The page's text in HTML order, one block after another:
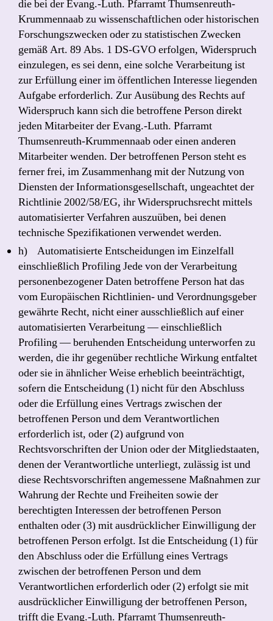
die bei der Evang.-Luth. Pfarramt Thumsenreuth-
Krummennaab zu wissenschaftlichen oder historischen
Forschungszwecken oder zu statistischen Zwecken
gemäß Art. 89 Abs. 1 DS-GVO erfolgen, Widerspruch
einzulegen, es sei denn, eine solche Verarbeitung ist
zur Erfüllung einer im öffentlichen Interesse liegenden
Aufgabe erforderlich. Zur Ausübung des Rechts auf
Widerspruch kann sich die betroffene Person direkt
jeden Mitarbeiter der Evang.-Luth. Pfarramt
Thumsenreuth-Krummennaab oder einen anderen
Mitarbeiter wenden. Der betroffenen Person steht es
ferner frei, im Zusammenhang mit der Nutzung von
Diensten der Informationsgesellschaft, ungeachtet der
Richtlinie 2002/58/EG, ihr Widerspruchsrecht mittels
automatisierter Verfahren auszuüben, bei denen
technische Spezifikationen verwendet werden.
h) Automatisierte Entscheidungen im Einzelfall
einschließlich Profiling Jede von der Verarbeitung
personenbezogener Daten betroffene Person hat das
vom Europäischen Richtlinien- und Verordnungsgeber
gewährte Recht, nicht einer ausschließlich auf einer
automatisierten Verarbeitung — einschließlich
Profiling — beruhenden Entscheidung unterworfen zu
werden, die ihr gegenüber rechtliche Wirkung entfaltet
oder sie in ähnlicher Weise erheblich beeinträchtigt,
sofern die Entscheidung (1) nicht für den Abschluss
oder die Erfüllung eines Vertrags zwischen der
betroffenen Person und dem Verantwortlichen
erforderlich ist, oder (2) aufgrund von
Rechtsvorschriften der Union oder der Mitgliedstaaten,
denen der Verantwortliche unterliegt, zulässig ist und
diese Rechtsvorschriften angemessene Maßnahmen zur
Wahrung der Rechte und Freiheiten sowie der
berechtigten Interessen der betroffenen Person
enthalten oder (3) mit ausdrücklicher Einwilligung der
betroffenen Person erfolgt. Ist die Entscheidung (1) für
den Abschluss oder die Erfüllung eines Vertrags
zwischen der betroffenen Person und dem
Verantwortlichen erforderlich oder (2) erfolgt sie mit
ausdrücklicher Einwilligung der betroffenen Person,
trifft die Evang.-Luth. Pfarramt Thumsenreuth-